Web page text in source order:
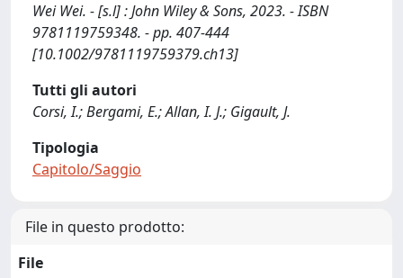
Wei Wei. - [s.l] : John Wiley & Sons, 2023. - ISBN
9781119759348. - pp. 407-444
[10.1002/9781119759379.ch13]
Tutti gli autori
Corsi, I.; Bergami, E.; Allan, I. J.; Gigault, J.
Tipologia
Capitolo/Saggio
File in questo prodotto:
File